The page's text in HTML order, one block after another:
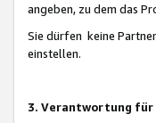
angeben, zu dem das
Sie dürfen keine
einstellen.
3. Verantwortung für